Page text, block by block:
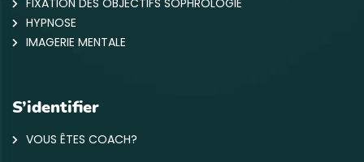
HYPNOSE
IMAGERIE MENTALE
S’identifier
VOUS ÊTES COACH?